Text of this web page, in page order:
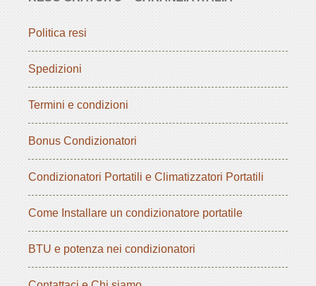
Politica resi
Spedizioni
Termini e condizioni
Bonus Condizionatori
Condizionatori Portatili e Climatizzatori Portatili
Come Installare un condizionatore portatile
BTU e potenza nei condizionatori